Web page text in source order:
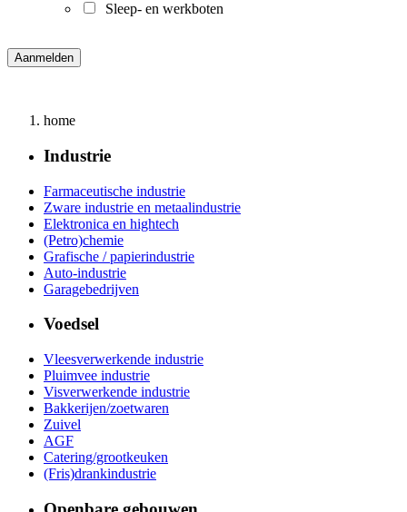
Sleep- en werkboten
home
Industrie
Farmaceutische industrie
Zware industrie en metaalindustrie
Elektronica en hightech
(Petro)chemie
Grafische / papierindustrie
Auto-industrie
Garagebedrijven
Voedsel
Vleesverwerkende industrie
Pluimvee industrie
Visverwerkende industrie
Bakkerijen/zoetwaren
Zuivel
AGF
Catering/grootkeuken
(Fris)drankindustrie